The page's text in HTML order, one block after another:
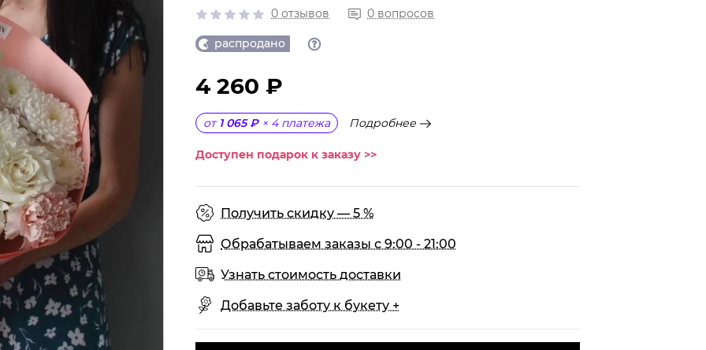
0 отзывов 0 вопросов
распродано
4 260 ₽
от 1 065 ₽ × 4 платежа Подробнее
Доступен подарок к заказу >>
Получить скидку — 5 %
Обрабатываем заказы с 9:00 - 21:00
Узнать стоимость доставки
Добавьте заботу к букету +